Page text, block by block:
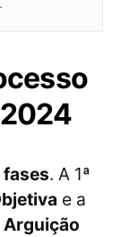
. A 1ª
e a
Arguição